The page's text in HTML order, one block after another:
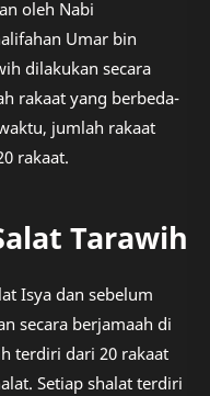
oleh Nabi
Umar bin
dilakukan secara
rakaat yang berbeda-
jumlah rakaat
rakaat.
Tarawih
Isya dan sebelum
secara berjamaah di
terdiri dari 20 rakaat
Setiap shalat terdiri